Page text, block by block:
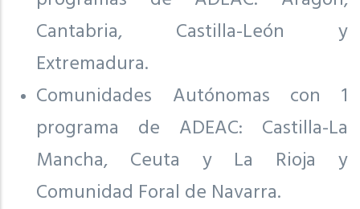
Cantabria, Castilla-León y
Extremadura.
Comunidades Autónomas con 1
programa de ADEAC: Castilla-La
Mancha, Ceuta y La Rioja y
Comunidad Foral de Navarra.